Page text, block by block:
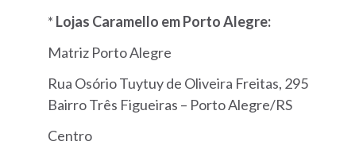
* Lojas Caramello em Porto Alegre:
Matriz Porto Alegre
Rua Osório Tuytuy de Oliveira Freitas, 295
Bairro Três Figueiras – Porto Alegre/RS
Centro